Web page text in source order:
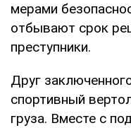
мерами
отбывают срок
преступники.
Друг
спортивный
груза. Вместе с